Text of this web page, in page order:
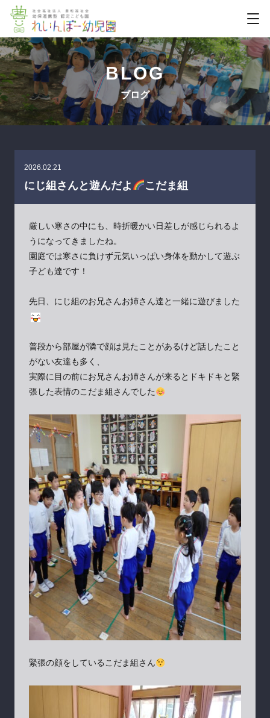
BLOG
ブログ
にじ組さんと遊んだよ こだま組
2026.02.21
厳しい寒さの中にも、時折暖かい日差しが感じられるよ
うになってきましたね。
園庭では寒さに負けず元気いっぱい身体を動かして遊ぶ
子ども達です！
先日、にじ組のお兄さんお姉さん達と一緒に遊びました
普段から部屋が隣で顔は見たことがあるけど話したこと
がない友達も多く、
実際に目の前にお兄さんお姉さんが来るとドキドキと緊
張した表情のこだま組さんでした
緊張の顔をしているこだま組さん